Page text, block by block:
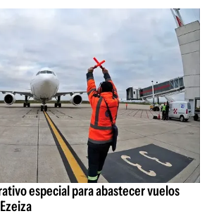
especial para abastecer vuelos